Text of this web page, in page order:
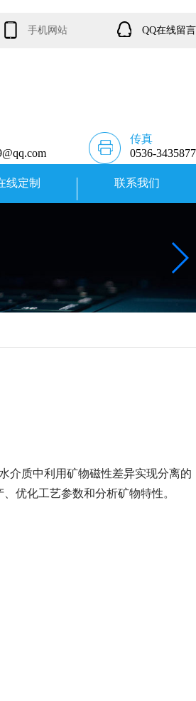
手机网站 QQ在线留言
传真
0536-3435877
线定制 联系我们
介质中利用矿物磁性差异实现分离的
优化工艺参数和分析矿物特性。